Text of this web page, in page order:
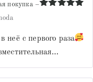
покупка –
неё с первого раза